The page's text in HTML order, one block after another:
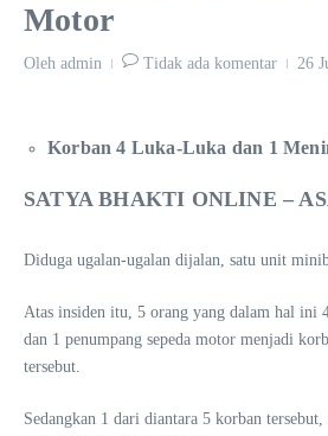
Motor
Oleh admin Tidak ada komentar 26
Korban 4 Luka-Luka dan 1
SATYA BHAKTI ONLINE –
Diduga ugalan-ugalan dijalan, satu unit
Atas insiden itu, 5 orang yang dalam hal ini
dan 1 penumpang sepeda motor menjadi
tersebut.
Sedangkan 1 dari diantara 5 korban